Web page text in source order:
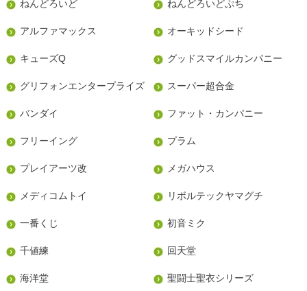
ねんどろいど ねんどろいどぷち
アルファマックス オーキッドシード
キューズQ グッドスマイルカンパニー
グリフォンエンタープライズ スーパー超合金
バンダイ ファット・カンパニー
フリーイング プラム
プレイアーツ改 メガハウス
メディコムトイ リボルテックヤマグチ
一番くじ 初音ミク
千値練 回天堂
海洋堂 聖闘士聖衣シリーズ